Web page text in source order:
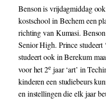
Benson is vrijdagmiddag
kostschool in Bechem een
richting van Kumasi. Benson
Senior High. Prince studeert
studeert ook in Berekum
voor het 2ejaar ‘art’ in
kinderen een studiebeurs
en instellingen die elk jaar